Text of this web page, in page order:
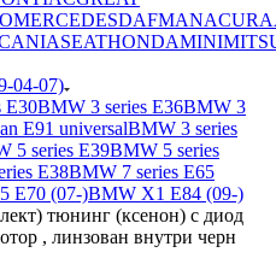
MERCEDESDAFMANACURA
SEATHONDAMINI
04-07)
E30BMW 3 series E36BMW 3
E91 universalBMW 3 series
5 series E39BMW 5 series
E38BMW 7 series E65
E70 (07-)BMW X1 E84 (09-)
тюнинг (ксенон) с диод
, линзован внутри черн